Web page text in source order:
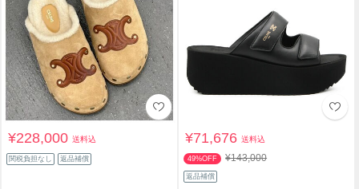
¥228,000送料込
関税負担なし 返品補償
¥71,676送料込
49%OFF ¥143,000
返品補償